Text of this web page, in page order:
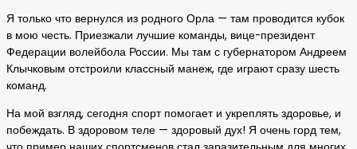
Я только что вернулся из родного Орла — там проводится кубок
в мою честь. Приезжали лучшие команды, вице-президент
Федерации волейбола России. Мы там с губернатором Андреем
Клычковым отстроили классный манеж, где играют сразу шесть
команд.
На мой взгляд, сегодня спорт помогает и укреплять здоровье, и
побеждать. В здоровом теле — здоровый дух! Я очень горд тем,